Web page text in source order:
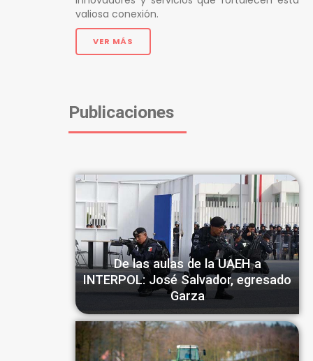
valiosa conexión.
VER MÁS
Publicaciones
De las aulas de la UAEH a
INTERPOL: José Salvador, egresado
Garza